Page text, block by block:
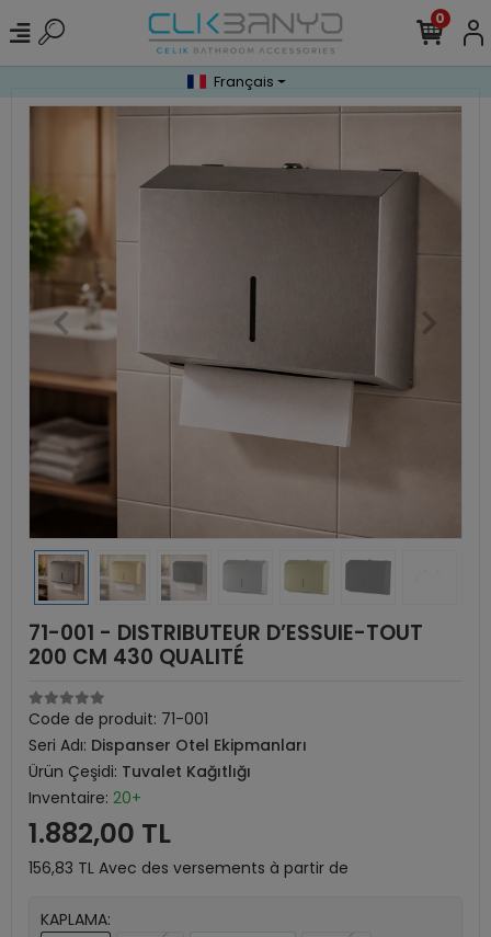
0
Français
71-001 - DISTRIBUTEUR D’ESSUIE-TOUT
200 CM 430 QUALITÉ
Code de produit: 71-001
Seri Adı: Dispanser Otel Ekipmanları
Ürün Çeşidi: Tuvalet Kağıtlığı
Inventaire: 20+
1.882,00 TL
156,83 TL Avec des versements à partir de
KAPLAMA: